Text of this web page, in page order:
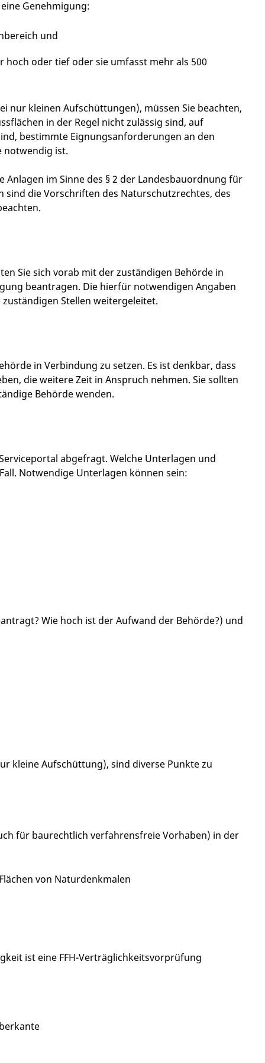
Genehmigung:
und
oder tief oder sie umfasst mehr als 500
nur kleinen Aufschüttungen), müssen Sie beachten,
in der Regel nicht zulässig sind, auf
bestimmte Eignungsanforderungen an den
notwendig ist.
im Sinne des § 2 der Landesbauordnung für
die Vorschriften des Naturschutzrechtes, des
Sie sich vorab mit der zuständigen Behörde in
beantragen. Die hierfür notwendigen Angaben
Stellen weitergeleitet.
in Verbindung zu setzen. Es ist denkbar, dass
die weitere Zeit in Anspruch nehmen. Sie sollten
Behörde wenden.
abgefragt. Welche Unterlagen und
Notwendige Unterlagen können sein:
Wie hoch ist der Aufwand der Behörde?) und
kleine Aufschüttung), sind diverse Punkte zu
für baurechtlich verfahrensfreie Vorhaben) in der
von Naturdenkmalen
ist eine FFH-Verträglichkeitsvorprüfung